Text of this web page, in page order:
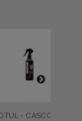
- CASCO PUL...